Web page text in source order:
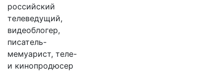
российский
телеведущий,
видеоблогер,
писатель-
мемуарист, теле-
и кинопродюсер